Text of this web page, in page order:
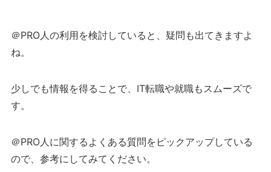
＠PRO人の利用を検討していると、疑問も出てきますよ
ね。
少しでも情報を得ることで、IT転職や就職もスムーズで
す。
＠PRO人に関するよくある質問をピックアップしている
ので、参考にしてみてください。